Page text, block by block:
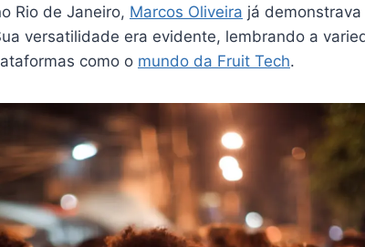
Rio de Janeiro, Marcos Oliveira já
versatilidade era evidente, lembrando a
como o mundo da Fruit Tech.